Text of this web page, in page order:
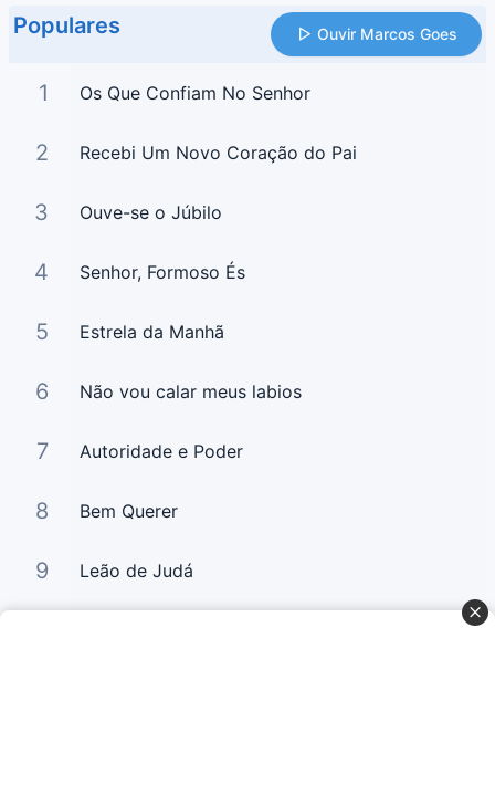
Populares Ouvir Marcos Goes
1 Os Que Confiam No Senhor
2 Recebi Um Novo Coração do Pai
3 Ouve-se o Júbilo
4 Senhor, Formoso És
5 Estrela da Manhã
6 Não vou calar meus labios
7 Autoridade e Poder
8 Bem Querer
9 Leão de Judá